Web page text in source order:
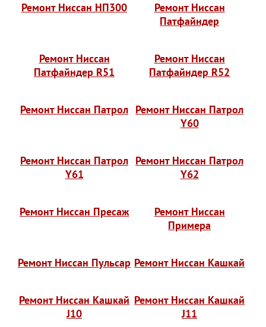
Ремонт Ниссан НП300
Ремонт Ниссан
Патфайндер
Ремонт Ниссан
Патфайндер R51
Ремонт Ниссан
Патфайндер R52
Ремонт Ниссан Патрол Ремонт Ниссан Патрол
Y60
Ремонт Ниссан Патрол
Y61
Ремонт Ниссан Патрол
Y62
Ремонт Ниссан Пресаж
Ремонт Ниссан
Примера
Ремонт Ниссан Пульсар Ремонт Ниссан Кашкай
Ремонт Ниссан Кашкай
J10
Ремонт Ниссан Кашкай
J11